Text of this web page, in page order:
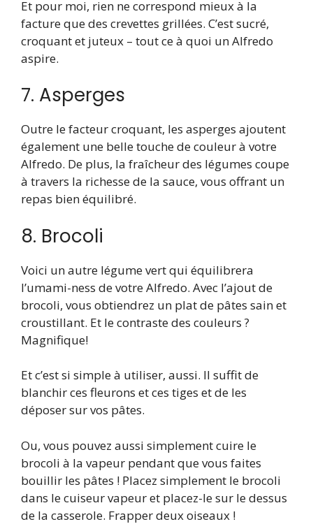
Et pour moi, rien ne correspond mieux à la
facture que des crevettes grillées. C’est sucré,
croquant et juteux – tout ce à quoi un Alfredo
aspire.
7. Asperges
Outre le facteur croquant, les asperges ajoutent
également une belle touche de couleur à votre
Alfredo. De plus, la fraîcheur des légumes coupe
à travers la richesse de la sauce, vous offrant un
repas bien équilibré.
8. Brocoli
Voici un autre légume vert qui équilibrera
l’umami-ness de votre Alfredo. Avec l’ajout de
brocoli, vous obtiendrez un plat de pâtes sain et
croustillant. Et le contraste des couleurs ?
Magnifique!
Et c’est si simple à utiliser, aussi. Il suffit de
blanchir ces fleurons et ces tiges et de les
déposer sur vos pâtes.
Ou, vous pouvez aussi simplement cuire le
brocoli à la vapeur pendant que vous faites
bouillir les pâtes ! Placez simplement le brocoli
dans le cuiseur vapeur et placez-le sur le dessus
de la casserole. Frapper deux oiseaux !